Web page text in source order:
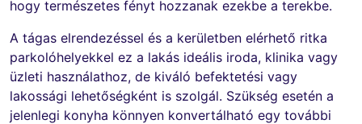
hogy természetes fényt hozzanak ezekbe a terekbe.
A tágas elrendezéssel és a kerületben elérhető ritka
parkolóhelyekkel ez a lakás ideális iroda, klinika vagy
üzleti használathoz, de kiváló befektetési vagy
lakossági lehetőségként is szolgál. Szükség esetén a
jelenlegi konyha könnyen konvertálható egy további